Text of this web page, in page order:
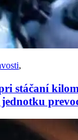
,
stáčaní